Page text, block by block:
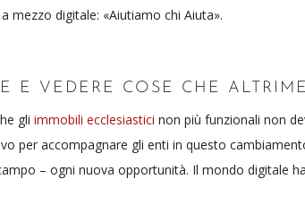
mezzo digitale: «Aiutiamo chi Aiuta».
E VEDERE COSE CHE
gli immobili ecclesiastici non più funzionali non
per accompagnare gli enti in questo
– ogni nuova opportunità. Il mondo digitale